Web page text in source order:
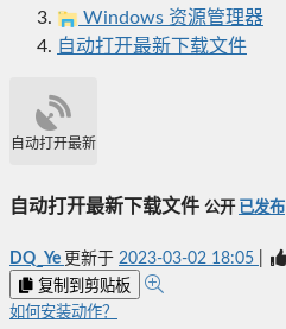
Windows 资源管理器
自动打开最新下载文件
自动打开最新下载文件
自动打开最新下载文件 公开 已发布
DQ_Ye 更新于 2023-03-02 18:05
复制到剪贴板
如何安装动作？